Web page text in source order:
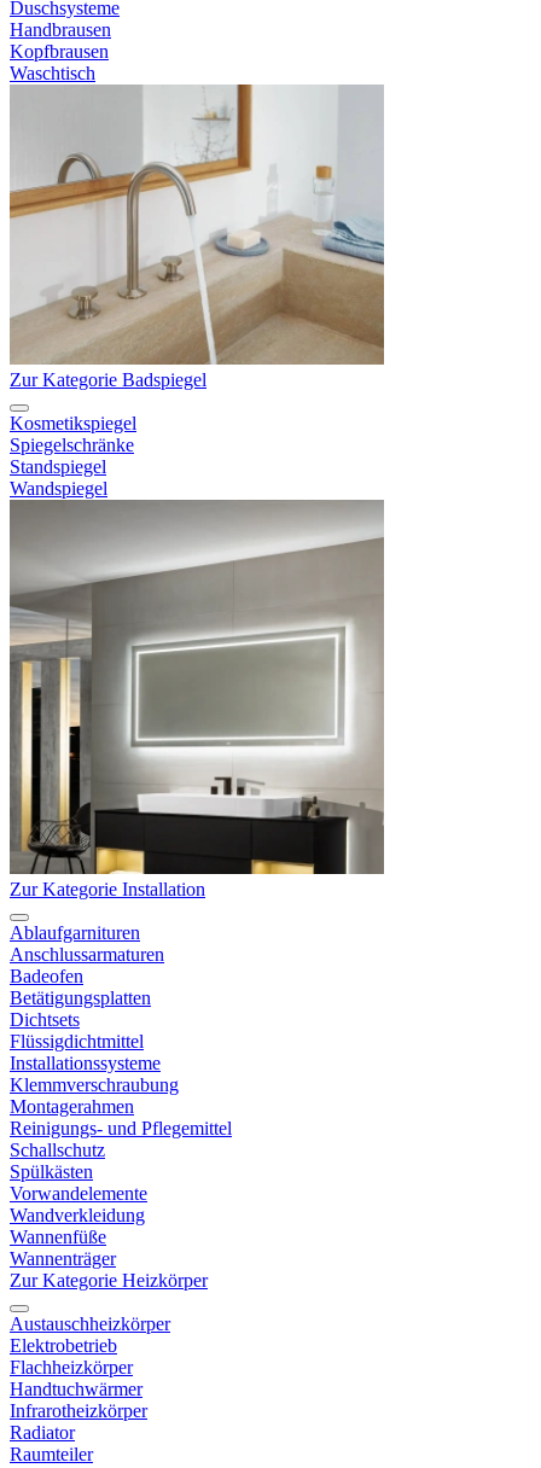
Duschsysteme
Handbrausen
Kopfbrausen
Waschtisch
Zur Kategorie Badspiegel
Kosmetikspiegel
Spiegelschränke
Standspiegel
Wandspiegel
Zur Kategorie Installation
Ablaufgarnituren
Anschlussarmaturen
Badeofen
Betätigungsplatten
Dichtsets
Flüssigdichtmittel
Installationssysteme
Klemmverschraubung
Montagerahmen
Reinigungs- und Pflegemittel
Schallschutz
Spülkästen
Vorwandelemente
Wandverkleidung
Wannenfüße
Wannenträger
Zur Kategorie Heizkörper
Austauschheizkörper
Elektrobetrieb
Flachheizkörper
Handtuchwärmer
Infrarotheizkörper
Radiator
Raumteiler